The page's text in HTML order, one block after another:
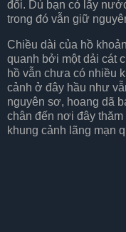
đổi. Dù bạn có lấy
trong đó vẫn giữ
Chiều dài của hồ
quanh bởi một dải cát
hồ vẫn chưa có nhiều
cảnh ở đây hầu như
nguyên sơ, hoang dã
chân đến nơi đây
khung cảnh lãng mạn